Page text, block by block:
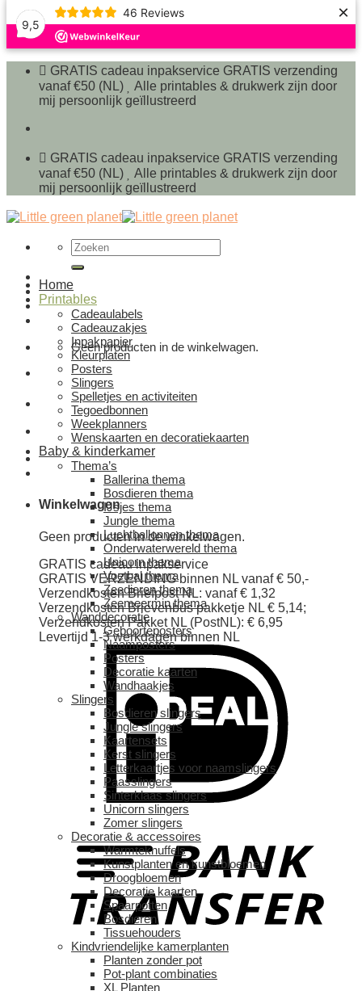
9,5
46 Reviews ×
Ga
naar
inhoud
GRATIS cadeau inpakservice GRATIS verzending
vanaf €50 (NL)
Alle printables & drukwerk zijn door
mij persoonlijk geïllustreerd
GRATIS cadeau inpakservice GRATIS verzending
vanaf €50 (NL)
Alle printables & drukwerk zijn door
mij persoonlijk geïllustreerd
Zoeken
naar:
Geen producten in de winkelwagen.
Winkelwagen
Geen producten in de winkelwagen.
GRATIS cadeau inpakservice
GRATIS VERZENDING binnen NL vanaf € 50,-
Verzendkosten Briefpost NL: vanaf € 1,32
Verzendkosten Brievenbus pakketje NL € 5,14;
Verzendkosten Pakket NL (PostNL): € 6,95
Levertijd 1-3 werkdagen binnen NL
Home
Printables
Cadeaulabels
Cadeauzakjes
Inpakpapier
Kleurplaten
Posters
Slingers
Spelletjes en activiteiten
Tegoedbonnen
Weekplanners
Wenskaarten en decoratiekaarten
Baby & kinderkamer
Thema’s
Ballerina thema
Bosdieren thema
IJsjes thema
Jungle thema
Luchtballonnen thema
Onderwaterwereld thema
Unicorn thema
Voetbal thema
Zeedieren thema
Zeemeermin thema
Wanddecoratie
Geboorteposters
Naamposters
Posters
Decoratie kaarten
Wandhaakjes
Slingers
Bosdieren slingers
Jungle slingers
Kaartensets
Kerst slingers
Letterkaartjes voor naamslingers
Paasslingers
Sinterklaas slingers
Unicorn slingers
Zomer slingers
Decoratie & accessoires
Warmteknuffels
Kunstplanten en kunstbloemen
Droogbloemen
Decoratie kaarten
Spaarpotten
Bosdieren
Tissuehouders
Kindvriendelijke kamerplanten
Planten zonder pot
Pot-plant combinaties
XL Planten